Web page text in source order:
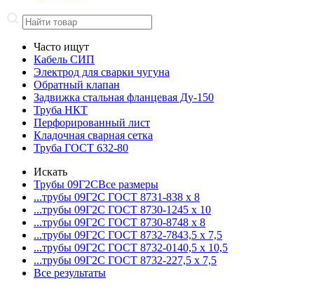
Часто ищут
Кабель СИП
Электрод для сварки чугуна
Обратный клапан
Задвижка стальная фланцевая Ду-150
Труба НКТ
Перфорированный лист
Кладочная сварная сетка
Труба ГОСТ 632-80
Искать
Трубы 09Г2СВсе размеры
...трубы 09Г2С ГОСТ 8731-838 x 8
...трубы 09Г2С ГОСТ 8730-1245 x 10
...трубы 09Г2С ГОСТ 8730-8748 x 8
...трубы 09Г2С ГОСТ 8732-7843,5 x 7,5
...трубы 09Г2С ГОСТ 8732-0140,5 x 10,5
...трубы 09Г2С ГОСТ 8732-227,5 x 7,5
Все результаты